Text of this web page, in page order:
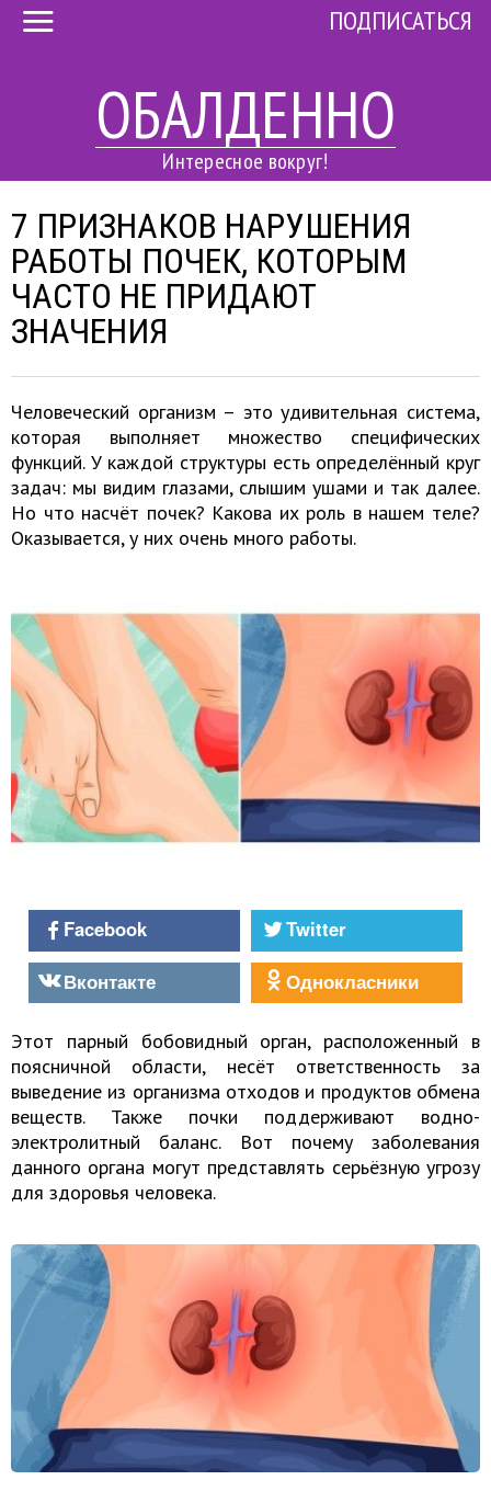
ОБАЛДЕННО
Интересное вокруг!
ПОДПИСАТЬСЯ
7 ПРИЗНАКОВ НАРУШЕНИЯ
РАБОТЫ ПОЧЕК, КОТОРЫМ
ЧАСТО НЕ ПРИДАЮТ
ЗНАЧЕНИЯ
Человеческий организм – это удивительная система,
которая выполняет множество специфических
функций. У каждой структуры есть определённый круг
задач: мы видим глазами, слышим ушами и так далее.
Но что насчёт почек? Какова их роль в нашем теле?
Оказывается, у них очень много работы.
Facebook
Twitter
Вконтакте
Однокласники
Этот парный бобовидный орган, расположенный в
поясничной области, несёт ответственность за
выведение из организма отходов и продуктов обмена
веществ. Также почки поддерживают водно-
электролитный баланс. Вот почему заболевания
данного органа могут представлять серьёзную угрозу
для здоровья человека.